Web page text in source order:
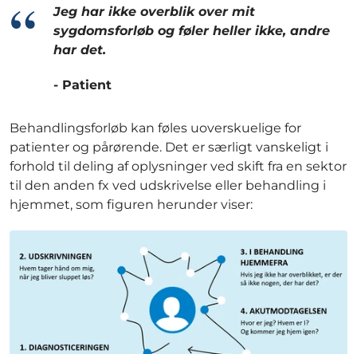
Jeg har ikke overblik over mit
sygdomsforløb og føler heller ikke, andre
har det.
- Patient
Behandlingsforløb kan føles uoverskuelige for
patienter og pårørende. Det er særligt vanskeligt i
forhold til deling af oplysninger ved skift fra en sektor
til den anden fx ved udskrivelse eller behandling i
hjemmet, som figuren herunder viser: